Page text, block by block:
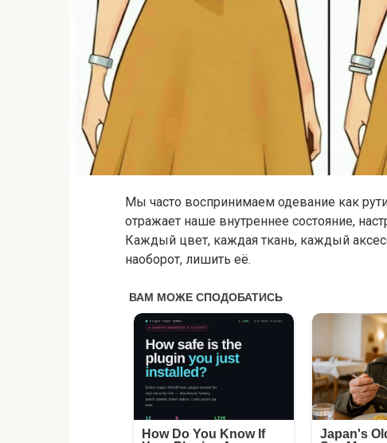
Мы часто воспринимаем одевание как
отражает наше внутреннее состояние,
Каждый цвет, каждая ткань, каждый
наоборот, лишить её.